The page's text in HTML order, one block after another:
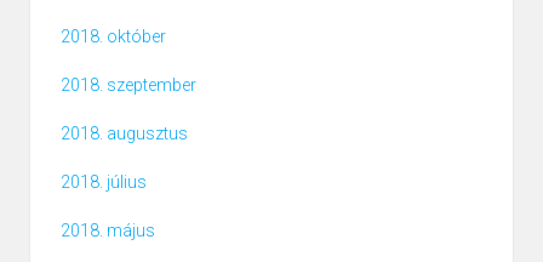
2018. október
2018. szeptember
2018. augusztus
2018. július
2018. május